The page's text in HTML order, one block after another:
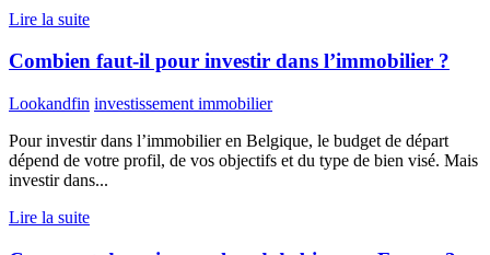
Lire la suite
Combien faut-il pour investir dans l’immobilier ?
Lookandfin investissement immobilier
Pour investir dans l’immobilier en Belgique, le budget de départ
dépend de votre profil, de vos objectifs et du type de bien visé. Mais
investir dans...
Lire la suite